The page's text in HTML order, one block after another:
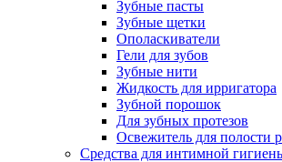
Зубные пасты
Зубные щетки
Ополаскиватели
Гели для зубов
Зубные нити
Жидкость для ирригатора
Зубной порошок
Для зубных протезов
Освежитель для полости
Средства для интимной